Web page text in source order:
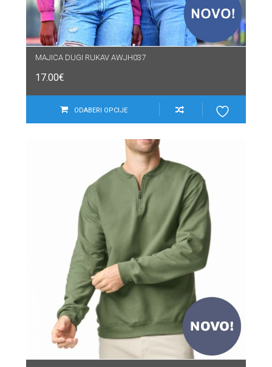
MAJICA DUGI RUKAV AWJH037
17.00€
ODABERI OPCIJE